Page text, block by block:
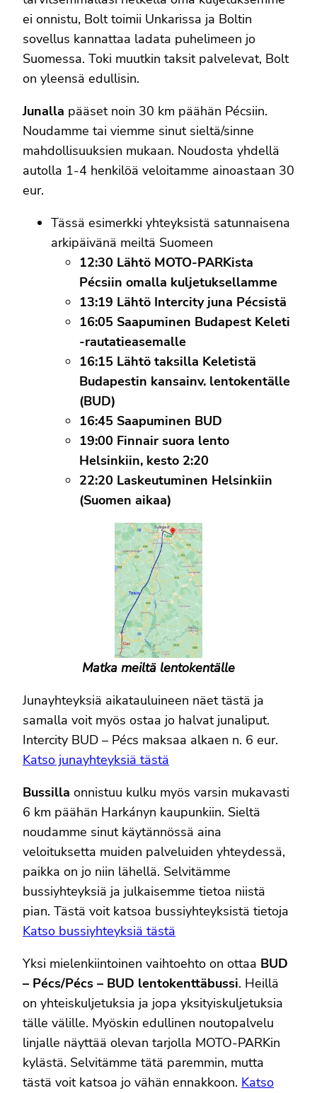
ei onnistu, Bolt toimii Unkarissa ja Boltin
sovellus kannattaa ladata puhelimeen jo
Suomessa. Toki muutkin taksit palvelevat, Bolt
on yleensä edullisin.
Junalla pääset noin 30 km päähän Pécsiin.
Noudamme tai viemme sinut sieltä/sinne
mahdollisuuksien mukaan. Noudosta yhdellä
autolla 1-4 henkilöä veloitamme ainoastaan 30
eur.
Tässä esimerkki yhteyksistä satunnaisena
arkipäivänä meiltä Suomeen
12:30 Lähtö MOTO-PARKista
Pécsiin omalla kuljetuksellamme
13:19 Lähtö Intercity juna Pécsistä
16:05 Saapuminen Budapest Keleti
-rautatieasemalle
16:15 Lähtö taksilla Keletistä
Budapestin kansainv. lentokentälle
(BUD)
16:45 Saapuminen BUD
19:00 Finnair suora lento
Helsinkiin, kesto 2:20
22:20 Laskeutuminen Helsinkiin
(Suomen aikaa)
Matka meiltä lentokentälle
Junayhteyksiä aikatauluineen näet tästä ja
samalla voit myös ostaa jo halvat junaliput.
Intercity BUD – Pécs maksaa alkaen n. 6 eur.
Katso junayhteyksiä tästä
Bussilla onnistuu kulku myös varsin mukavasti
6 km päähän Harkányn kaupunkiin. Sieltä
noudamme sinut käytännössä aina
veloituksetta muiden palveluiden yhteydessä,
paikka on jo niin lähellä. Selvitämme
bussiyhteyksiä ja julkaisemme tietoa niistä
pian. Tästä voit katsoa bussiyhteyksistä tietoja
Katso bussiyhteyksiä tästä
Yksi mielenkiintoinen vaihtoehto on ottaa BUD
– Pécs/Pécs – BUD lentokenttäbussi. Heillä
on yhteiskuljetuksia ja jopa yksityiskuljetuksia
tälle välille. Myöskin edullinen noutopalvelu
linjalle näyttää olevan tarjolla MOTO-PARKin
kylästä. Selvitämme tätä paremmin, mutta
tästä voit katsoa jo vähän ennakkoon. Katso